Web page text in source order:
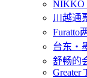
NIKKO
川越通
Furatto
台东・
舒畅的
Greater